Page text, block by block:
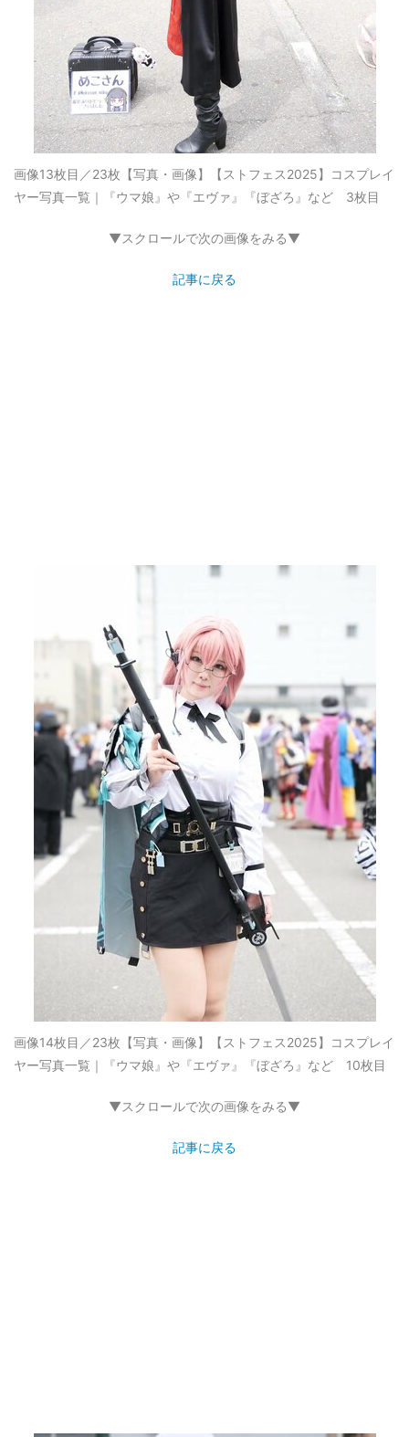
画像13枚目／23枚 【写真・画像】【ストフェス2025】コスプレイ
ヤー写真一覧｜『ウマ娘』や『エヴァ』『ぼざろ』など 3枚目
▼スクロールで次の画像をみる▼
記事に戻る
画像14枚目／23枚 【写真・画像】【ストフェス2025】コスプレイ
ヤー写真一覧｜『ウマ娘』や『エヴァ』『ぼざろ』など 10枚目
▼スクロールで次の画像をみる▼
記事に戻る